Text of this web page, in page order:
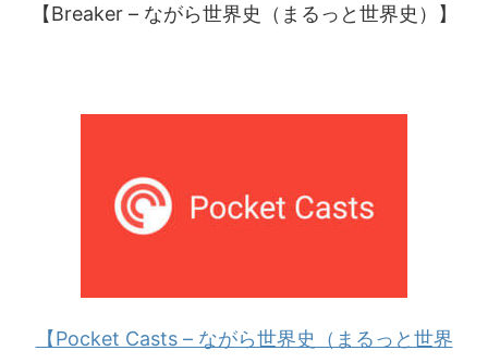
【Breaker – ながら世界史（まるっと世界史）】
【Pocket Casts – ながら世界史（まるっと世界